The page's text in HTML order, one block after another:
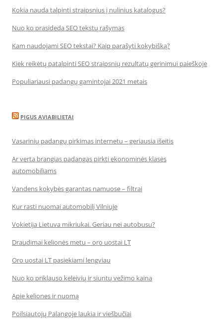
Kokia nauda talpinti straipsnius į nulinius katalogus?
Nuo ko prasideda SEO tekstų rašymas
Kam naudojami SEO tekstai? Kaip parašyti kokybišką?
Kiek reikėtų patalpinti SEO straipsnių rezultatų gerinimui paieškoje
Populiariausi padangų gamintojai 2021 metais
PIGUS AVIABILIETAI
Vasarinių padangų pirkimas internetu – geriausia išeitis
Ar verta brangias padangas pirkti ekonominės klasės
automobiliams
Vandens kokybės garantas namuose – filtrai
Kur rasti nuomai automobilį Vilniuje
Vokietija Lietuva mikriukai. Geriau nei autobusu?
Draudimai kelionės metu – oro uostai LT
Oro uostai LT pasiekiami lengviau
Nuo ko priklauso keleivių ir siuntų vežimo kaina
Apie keliones ir nuomą
Poilsiautojų Palangoje laukia ir viešbučiai